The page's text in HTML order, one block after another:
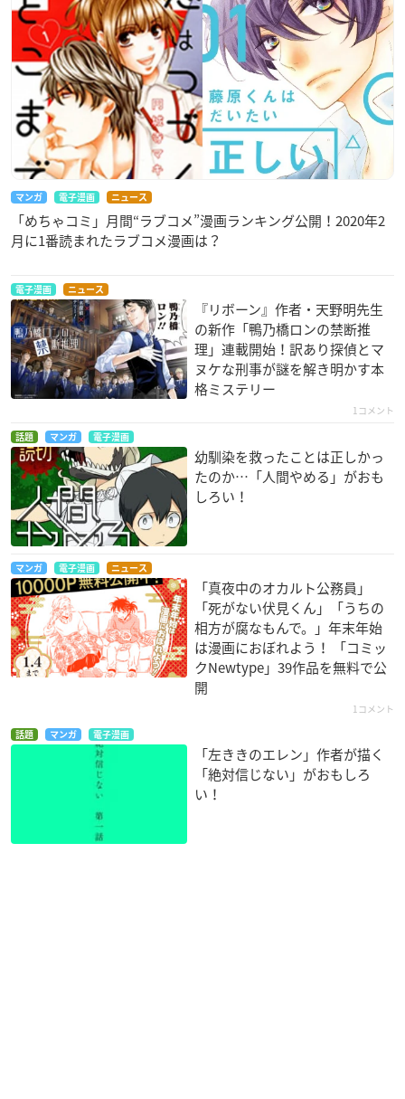
マンガ 電子漫画 ニュース
「めちゃコミ」月間“ラブコメ”漫画ランキング公開！2020年2
月に1番読まれたラブコメ漫画は？
電子漫画 ニュース
『リボーン』作者・天野明先生
の新作「鴨乃橋ロンの禁断推
理」連載開始！訳あり探偵とマ
ヌケな刑事が謎を解き明かす本
格ミステリー
1コメント
話題 マンガ 電子漫画
幼馴染を救ったことは正しかっ
たのか…「人間やめる」がおも
しろい！
マンガ 電子漫画 ニュース
「真夜中のオカルト公務員」
「死がない伏見くん」「うちの
相方が腐なもんで。」年末年始
は漫画におぼれよう！ 「コミッ
クNewtype」39作品を無料で公
開
1コメント
話題 マンガ 電子漫画
「左ききのエレン」作者が描く
「絶対信じない」がおもしろ
い！